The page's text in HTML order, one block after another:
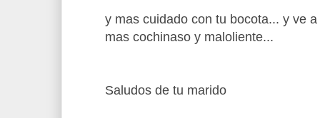
y mas cuidado con tu bocota... y ve
mas cochinaso y maloliente...
Saludos de tu marido